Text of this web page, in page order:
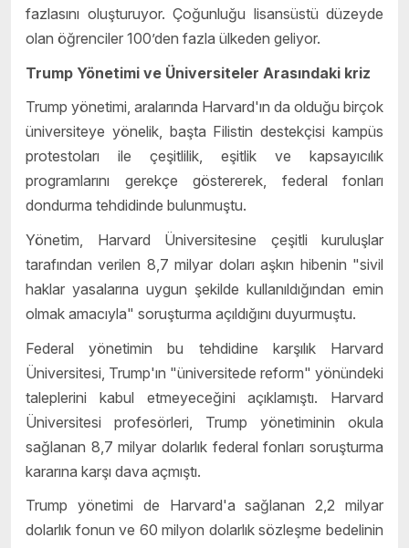
fazlasını oluşturuyor. Çoğunluğu lisansüstü düzeyde
olan öğrenciler 100’den fazla ülkeden geliyor.
Trump Yönetimi ve Üniversiteler Arasındaki kriz
Trump yönetimi, aralarında Harvard'ın da olduğu birçok
üniversiteye yönelik, başta Filistin destekçisi kampüs
protestoları ile çeşitlilik, eşitlik ve kapsayıcılık
programlarını gerekçe göstererek, federal fonları
dondurma tehdidinde bulunmuştu.
Yönetim, Harvard Üniversitesine çeşitli kuruluşlar
tarafından verilen 8,7 milyar doları aşkın hibenin "sivil
haklar yasalarına uygun şekilde kullanıldığından emin
olmak amacıyla" soruşturma açıldığını duyurmuştu.
Federal yönetimin bu tehdidine karşılık Harvard
Üniversitesi, Trump'ın "üniversitede reform" yönündeki
taleplerini kabul etmeyeceğini açıklamıştı. Harvard
Üniversitesi profesörleri, Trump yönetiminin okula
sağlanan 8,7 milyar dolarlık federal fonları soruşturma
kararına karşı dava açmıştı.
Trump yönetimi de Harvard'a sağlanan 2,2 milyar
dolarlık fonun ve 60 milyon dolarlık sözleşme bedelinin